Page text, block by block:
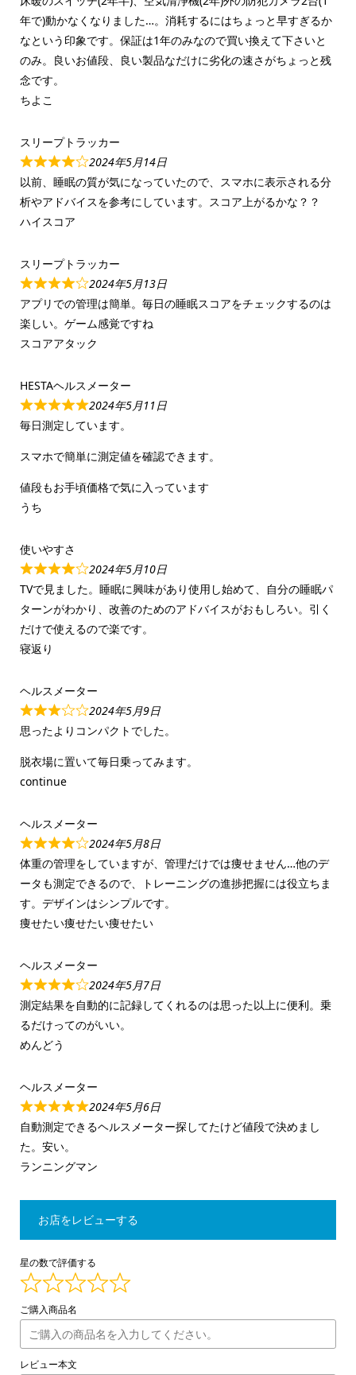
年で)動かなくなりました…。消耗するにはちょっと早すぎるか
なという印象です。保証は1年のみなので買い換えて下さいと
のみ。良いお値段、良い製品なだけに劣化の速さがちょっと残
念です。
ちよこ
スリープトラッカー
2024年5月14日
以前、睡眠の質が気になっていたので、スマホに表示される分
析やアドバイスを参考にしています。スコア上がるかな？？
ハイスコア
スリープトラッカー
2024年5月13日
アプリでの管理は簡単。毎日の睡眠スコアをチェックするのは
楽しい。ゲーム感覚ですね
スコアアタック
HESTAヘルスメーター
2024年5月11日
毎日測定しています。
スマホで簡単に測定値を確認できます。
値段もお手頃価格で気に入っています
うち
使いやすさ
2024年5月10日
TVで見ました。睡眠に興味があり使用し始めて、自分の睡眠パ
ターンがわかり、改善のためのアドバイスがおもしろい。引く
だけで使えるので楽です。
寝返り
ヘルスメーター
2024年5月9日
思ったよりコンパクトでした。
脱衣場に置いて毎日乗ってみます。
continue
ヘルスメーター
2024年5月8日
体重の管理をしていますが、管理だけでは痩せません…他のデ
ータも測定できるので、トレーニングの進捗把握には役立ちま
す。デザインはシンプルです。
痩せたい痩せたい痩せたい
ヘルスメーター
2024年5月7日
測定結果を自動的に記録してくれるのは思った以上に便利。乗
るだけってのがいい。
めんどう
ヘルスメーター
2024年5月6日
自動測定できるヘルスメーター探してたけど値段で決めまし
た。安い。
ランニングマン
お店をレビューする
星の数で評価する
ご購入商品名
レビュー本文